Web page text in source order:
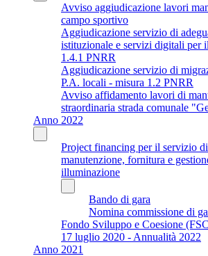
Avviso aggiudicazione lavori
campo sportivo
Aggiudicazione servizio di
istituzionale e servizi digitali per
1.4.1 PNRR
Aggiudicazione servizio di
P.A. locali - misura 1.2 PNRR
Avviso affidamento lavori di
straordinaria strada comunale
Anno 2022
Project financing per il servizio
manutenzione, fornitura e
illuminazione
Bando di gara
Nomina commissione di
Fondo Sviluppo e Coesione
17 luglio 2020 - Annualità 2022
Anno 2021